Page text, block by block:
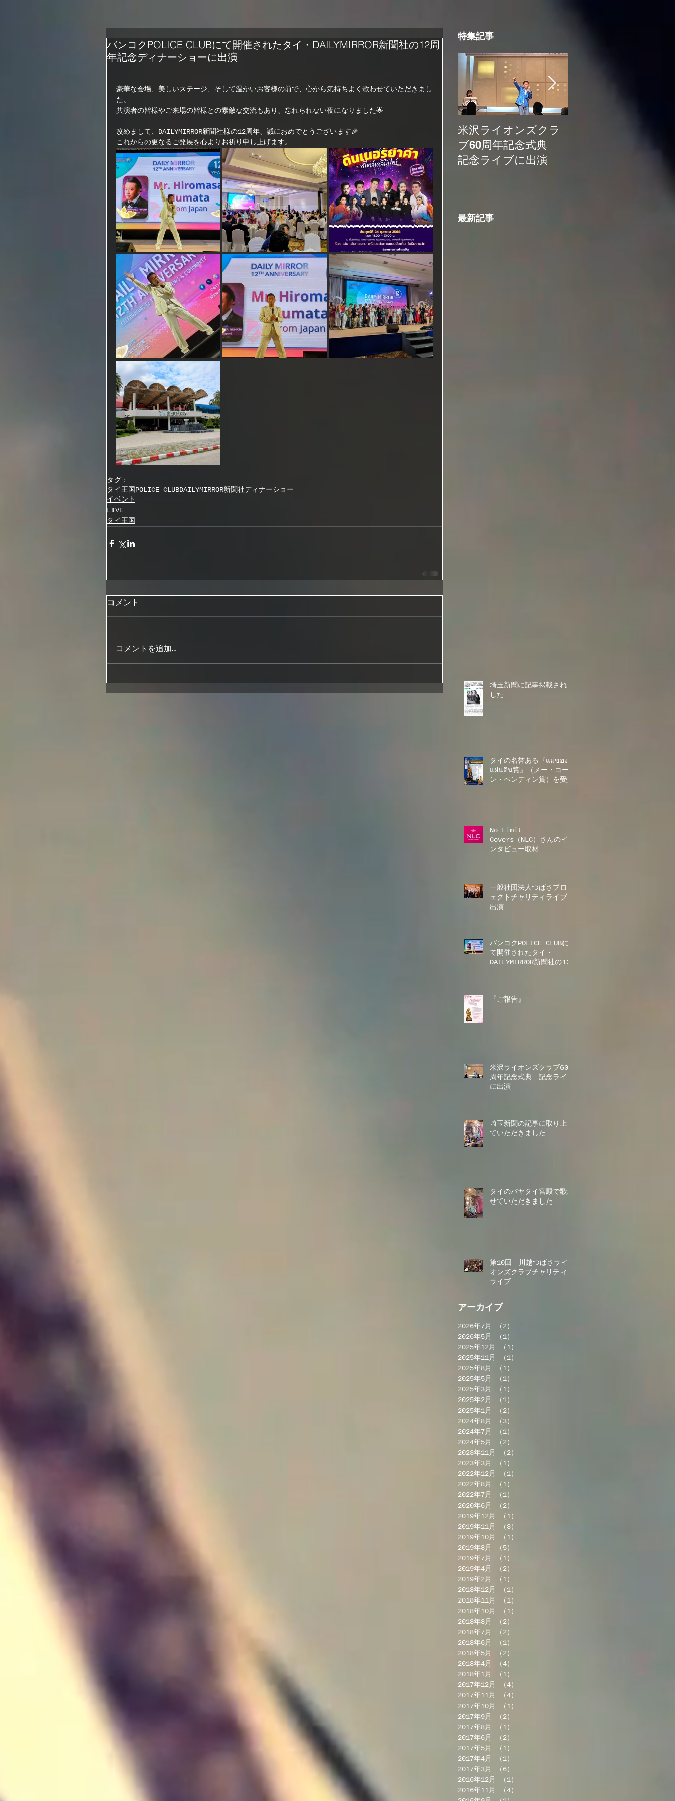
バンコクPOLICE CLUBにて開催されたタイ・DAILYMIRROR新聞社の12周
年記念ディナーショーに出演
豪華な会場、美しいステージ、そして温かいお客様の前で、心から気持ちよく歌わせていただきまし
た。
共演者の皆様やご来場の皆様との素敵な交流もあり、忘れられない夜になりました🌟
改めまして、DAILYMIRROR新聞社様の12周年、誠におめでとうございます🎉
これからの更なるご発展を心よりお祈り申し上げます。
タグ：
タイ王国 POLICE CLUBDAILYMIRROR新聞社ディナーショー
イベント
LIVE
タイ王国
コメント
コメントを追加…
特集記事
米沢ライオンズクラ
ブ60周年記念式典
記念ライブに出演
最新記事
埼玉新聞に記事掲載されま
した
タイの名誉ある『แม่ของ
แผ่นดิน賞』（メー・コー
ン・ペンディン賞）を受賞
No Limit
Covers（NLC）さんのイ
ンタビュー取材
一般社団法人つばさプロジ
ェクトチャリティライブに
出演
バンコクPOLICE CLUBに
て開催されたタイ・
DAILYMIRROR新聞社の12
『ご報告』
米沢ライオンズクラブ60
周年記念式典 記念ライブ
に出演
埼玉新聞の記事に取り上げ
ていただきました
タイのパヤタイ宮殿で歌わ
せていただきました
第10回 川越つばさライ
オンズクラブチャリティー
ライブ
アーカイブ
2026年7月 （2）
2026年5月
（1）
2025年12月
（1）
2025年11月
（1）
2025年8月
（1）
2025年5月
（1）
2025年3月
（1）
2025年2月
（1）
2025年1月
（2）
2024年8月
（3）
2024年7月
（1）
2024年5月
（2）
2023年11月
（2）
2023年3月
（1）
2022年12月
（1）
2022年8月
（1）
2022年7月
（1）
2020年6月
（2）
2019年12月
（1）
2019年11月
（3）
2019年10月
（1）
2019年8月
（5）
2019年7月
（1）
2019年4月
（2）
2019年2月
（1）
2018年12月
（1）
2018年11月
（1）
2018年10月
（1）
2018年8月
（2）
2018年7月
（2）
2018年6月
（1）
2018年5月
（2）
2018年4月
（4）
2018年1月
（1）
2017年12月
（4）
2017年11月
（4）
2017年10月
（1）
2017年9月
（2）
2017年8月
（1）
2017年6月
（2）
2017年5月
（1）
2017年4月
（1）
2017年3月
（6）
2016年12月
（1）
2016年11月
（4）